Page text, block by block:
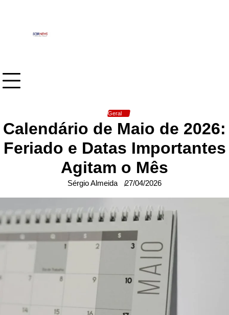
Geral
Calendário de Maio de 2026:
Feriado e Datas Importantes
Agitam o Mês
Sérgio Almeida 27/04/2026